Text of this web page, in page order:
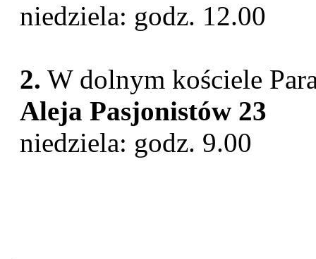
niedziela: godz. 12.00
2. W dolnym kościele
Aleja Pasjonistów 23
niedziela: godz. 9.00